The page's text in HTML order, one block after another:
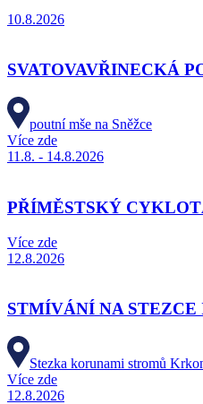
10.8.2026
SVATOVAVŘINECKÁ
poutní mše na Sněžce
Více zde
11.8. - 14.8.2026
PŘÍMĚSTSKÝ
Více zde
12.8.2026
STMÍVÁNÍ NA STEZCE
Stezka korunami stromů
Více zde
12.8.2026